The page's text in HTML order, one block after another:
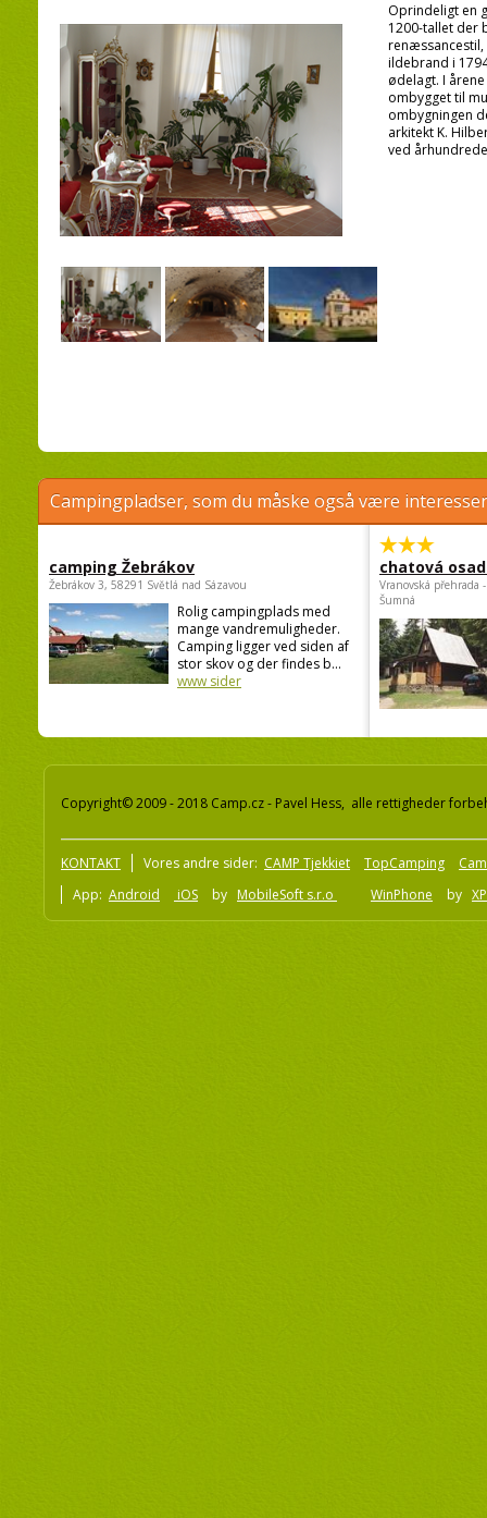
Oprindeligt en
1200-tallet der
ildebrand i
ødelagt. I
ombygget til
ombygningen
arkitekt K.
ved
Campingpladser, som du måske også være
camping Žebrákov
Žebrákov 3, 58291 Světlá nad Sázavou
Rolig campingplads med
mange vandremuligheder.
Camping ligger ved siden af
stor skov og der findes b...
www sider
chatová
Vranovská přehrada
Šumná
Copyright© 2009 - 2018 Camp.cz - Pavel Hess, alle rettigheder
KONTAKT Vores andre sider: CAMP Tjekkiet TopCamping
App: Android iOS by MobileSoft s.r.o WinPhone by